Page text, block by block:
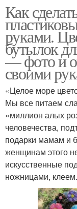
Как
руками.
бутылок
— фото и
своими
«Целое море
Мы все питаем
«миллион алых
человечества,
подарки мамам и
женщинам этого
искусственные
ножницами, клеем.